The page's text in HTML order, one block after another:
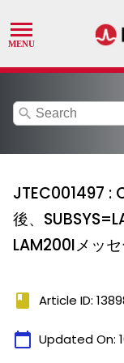
search
JTEC001497 :
後、
LAM200Iメッセ
book Article ID:
calendar_today Updated On: